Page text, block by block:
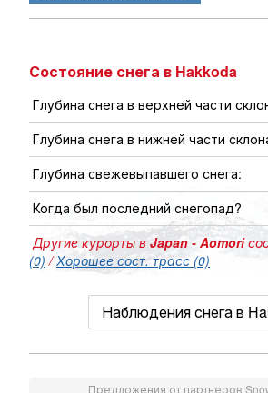
Состояние снега в Hakkoda
Глубина снега в верхней части
Глубина снега в нижней части
Глубина свежевыпавшего снега:
Когда был последний снегопад?
Другие курорты вJapan - Aomori
(0) /Хорошее сост. трасс (0)
Наблюдения снега в
Предложения от партнеров